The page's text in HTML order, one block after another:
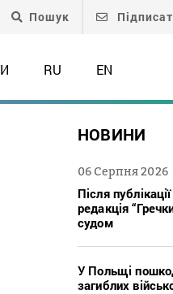
Пошук
RU EN
НОВИНИ
06 Серпня 2026
Після
редакція
судом
У Польщі
загиблих